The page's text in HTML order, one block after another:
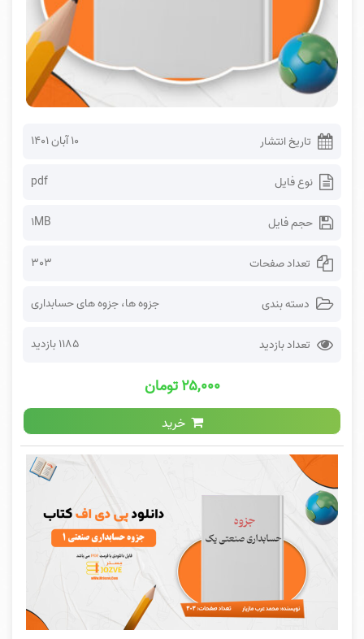
تاریخ انتشار ۱۰ آبان ۱۴۰۱
نوع فایل pdf
حجم فایل 1MB
تعداد صفحات 303
دسته بندی جزوه ها،جزوه های حسابداری
تعداد بازدید 1185 بازدید
۲۵,۰۰۰ تومان
خرید